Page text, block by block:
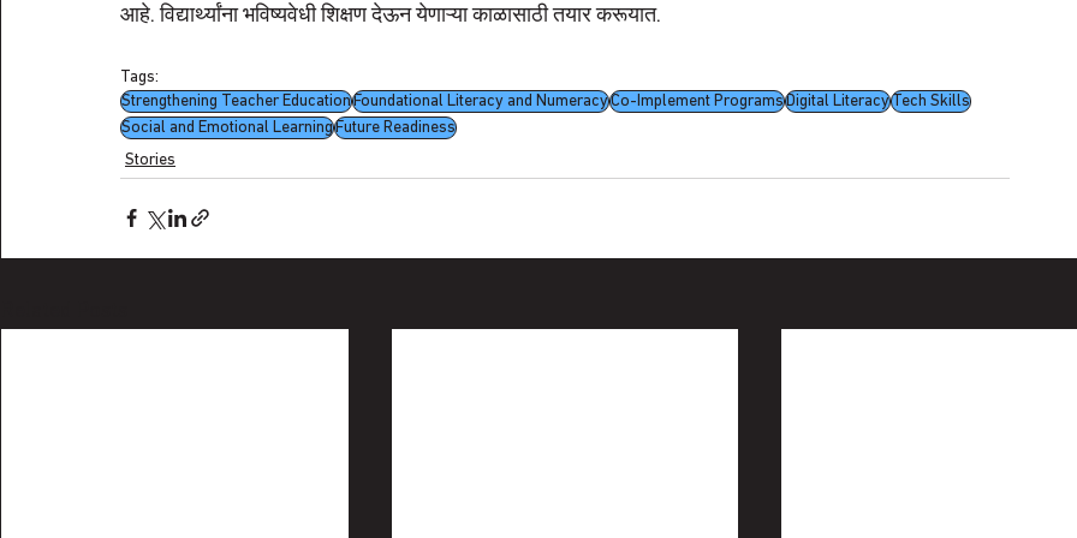
आहे. विद्यार्थ्यांना भविष्यवेधी शिक्षण देऊन येणाऱ्या काळासाठी तयार करूयात.
Tags:
Strengthening Teacher EducationFoundational Literacy and NumeracyCo-Implement ProgramsDigital LiteracyTech Skills
Social and Emotional LearningFuture Readiness
Stories